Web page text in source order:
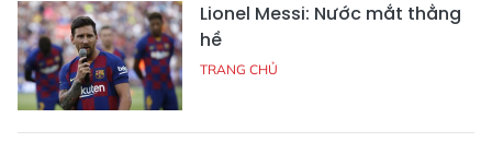
Lionel Messi: Nước mắt thằng
hề
TRANG CHỦ